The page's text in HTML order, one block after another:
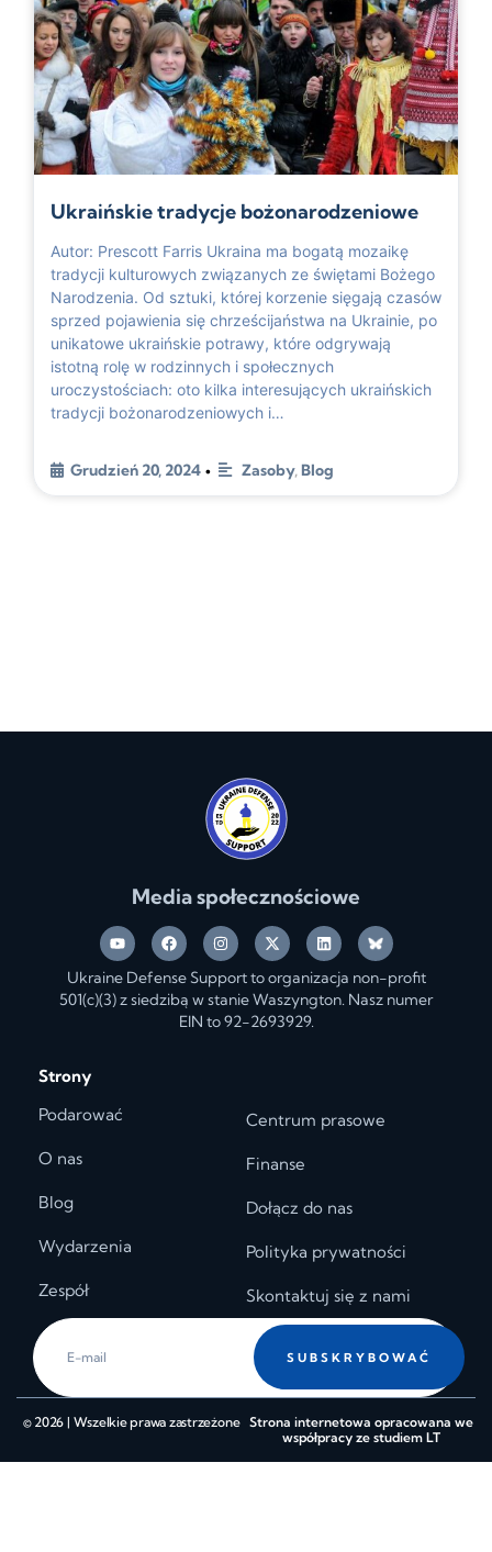
Ukraińskie tradycje bożonarodzeniowe
Autor: Prescott Farris Ukraina ma bogatą mozaikę
tradycji kulturowych związanych ze świętami Bożego
Narodzenia. Od sztuki, której korzenie sięgają czasów
sprzed pojawienia się chrześcijaństwa na Ukrainie, po
unikatowe ukraińskie potrawy, które odgrywają
istotną rolę w rodzinnych i społecznych
uroczystościach: oto kilka interesujących ukraińskich
tradycji bożonarodzeniowych i…
Grudzień 20, 2024 • Zasoby,Blog
Media społecznościowe
Ukraine Defense Support to organizacja non-profit
501(c)(3) z siedzibą w stanie Waszyngton. Nasz numer
EIN to 92-2693929.
Strony
Podarować
O nas
Blog
Wydarzenia
Zespół
Centrum prasowe
Finanse
Dołącz do nas
Polityka prywatności
Skontaktuj się z nami
SUBSKRYBOWAĆ
© 2026 | Wszelkie prawa zastrzeżone Strona internetowa opracowana we
współpracy ze studiem LT